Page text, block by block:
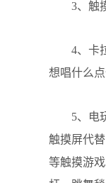
3、触
4、卡拉
想唱什么
5、电玩
触摸屏代
等触摸游